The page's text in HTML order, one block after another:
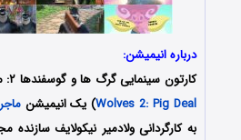
درباره انیمیشن:
کارتون سینمایی گرگ ها و گوسفندها ۲: معامله خوک (
Wolves 2: Pig Deal) یک انیمیشن
به کارگردانی ولادمیر نیکولایف